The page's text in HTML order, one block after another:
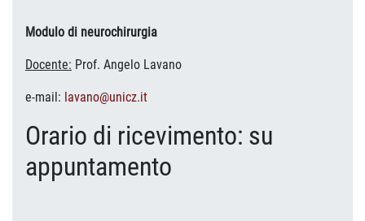
Modulo di neurochirurgia
Docente: Prof. Angelo Lavano
e-mail: lavano@unicz.it
Orario di ricevimento: su
appuntamento